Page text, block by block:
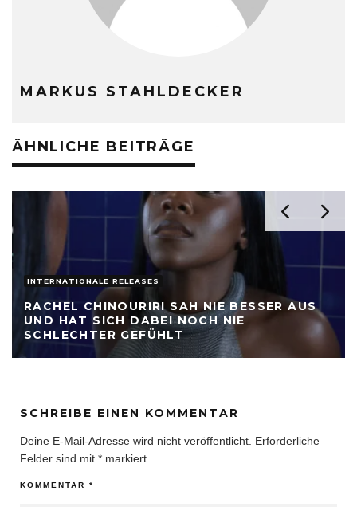
MARKUS STAHLDECKER
ÄHNLICHE BEITRÄGE
INTERNATIONALE RELEASES
RACHEL CHINOURIRI SAH NIE BESSER AUS
UND HAT SICH DABEI NOCH NIE
SCHLECHTER GEFÜHLT
SCHREIBE EINEN KOMMENTAR
Deine E-Mail-Adresse wird nicht veröffentlicht. Erforderliche
Felder sind mit * markiert
KOMMENTAR *